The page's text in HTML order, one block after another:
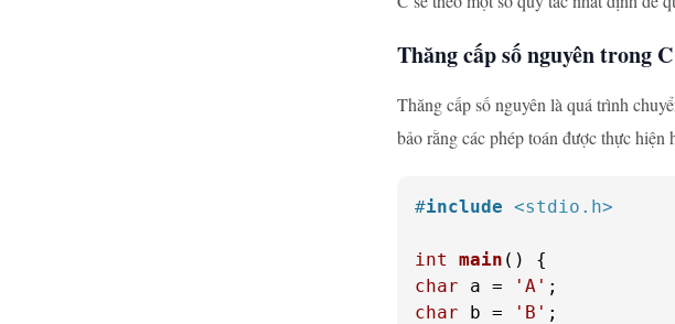
Thăng cấp số nguyên trong C
Thăng cấp số nguyên là quá trình
bảo rằng các phép toán được thực hiện
#include <stdio.h>
int main ()
char a = 'A'
char b = 'B'